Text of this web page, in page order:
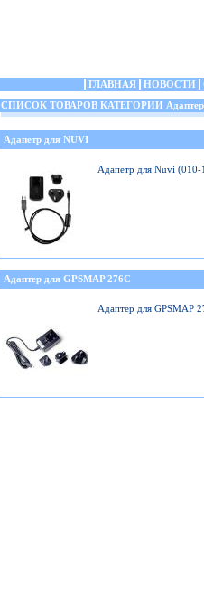
ГЛАВНАЯ НОВОСТИ
СПИСОК ТОВАРОВ КАТЕГОРИИ
Адапетр для NUVI
Адапетр для Nuvi
Адаптер для GPSMAP 276C
Адаптер для GPSMAP